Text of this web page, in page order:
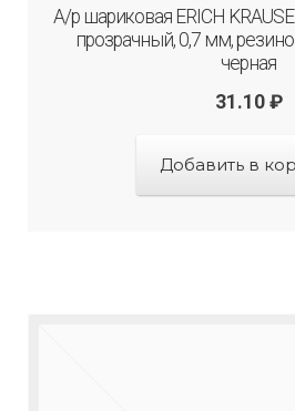
А/р шариковая ERICH KRAUSE
прозрачный, 0,7 мм,
черная
31.10 ₽
Добавить в